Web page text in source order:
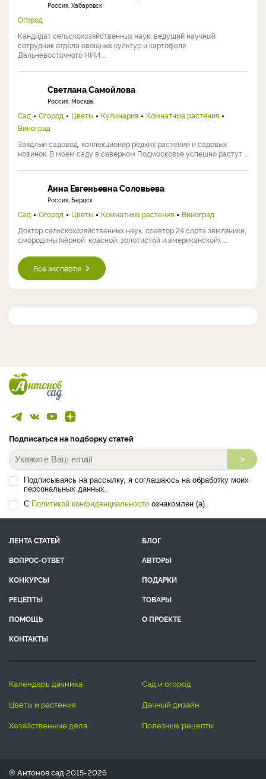
Россия, Хабаровск
Огород
Кандидат сельскохозяйственных наук, ведущий научный
сотрудник отдела овощных культур и картофеля
Дальневосточного НИИ ...
Светлана Самойлова
Россия, Москва
Сад Огород Цветы Кулинария
Комнатные растения
Виноград
Заядлый садовод, коллекционер редких растений и садовых
новинок. В моем саду в северном Подмосковье успешно растут ...
Анна Евгеньевна Соловьева
Россия, Бердск
Сад Огород Цветы Комнатные растения
Виноград
Доктор сельскохозяйственных наук, соавтор 24 сорта земляники,
смородины (чёрной, красной, золотистой и американской), ...
Все эксперты
Подписаться на подборку статей
>
Подписываясь на рассылку, я соглашаюсь на обработку моих
персональных данных.
С Политикой конфиденциальности ознакомлен (а).
ЛЕНТА СТАТЕЙ
БЛОГ
ВОПРОС-ОТВЕТ
АВТОРЫ
КОНКУРСЫ
ПОДАРКИ
РЕЦЕПТЫ
ТОВАРЫ
ПОМОЩЬ
О ПРОЕКТЕ
КОНТАКТЫ
календарь дачника
сад и огород
цветы и растения
дачный дизайн
хозяйственные дела
полезные рецепты
® Антонов сад 2015-2026